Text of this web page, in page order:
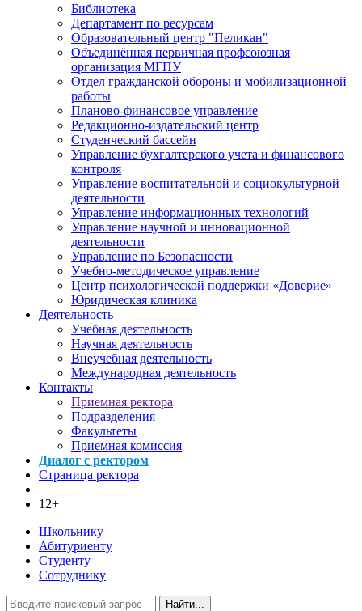
Библиотека
Департамент по ресурсам
Образовательный центр "Пеликан"
Объединённая первичная профсоюзная
организация МГПУ
Отдел гражданской обороны и мобилизационной
работы
Планово-финансовое управление
Редакционно-издательский центр
Студенческий бассейн
Управление бухгалтерского учета и финансового
контроля
Управление воспитательной и социокультурной
деятельности
Управление информационных технологий
Управление научной и инновационной
деятельности
Управление по Безопасности
Учебно-методическое управление
Центр психологической поддержки «Доверие»
Юридическая клиника
Деятельность
Учебная деятельность
Научная деятельность
Внеучебная деятельность
Международная деятельность
Контакты
Приемная ректора
Подразделения
Факультеты
Приемная комиссия
Диалог с ректором
Страница ректора
12+
Школьнику
Абитуриенту
Студенту
Сотруднику
Найти...